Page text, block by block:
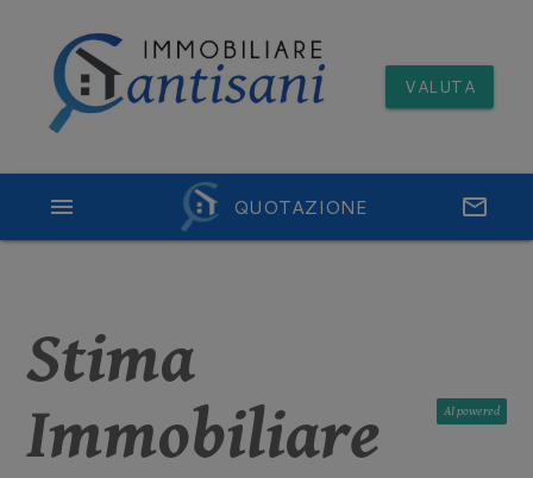
VALUTA
QUOTAZIONE email
menu
Stima
Immobiliare
AI